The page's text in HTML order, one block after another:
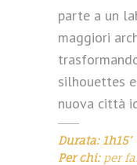
parte a un
maggiori
silhouettes
nuova città
Durata: 1h15’
Per chi: per